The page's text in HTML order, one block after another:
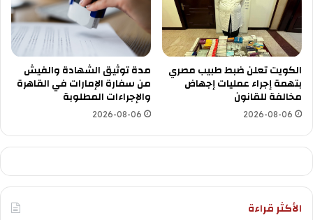
الكويت تعلن ضبط طبيب مصري
بتهمة إجراء عمليات إجهاض
مخالفة للقانون
2026-08-06
مدة توثيق الشهادة والفيش
من سفارة الإمارات في القاهرة
والإجراءات المطلوبة
2026-08-06
الأكثر قراءة